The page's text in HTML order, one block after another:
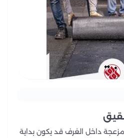
داخل الغرف قد يكون بداية